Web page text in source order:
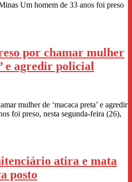
Um homem de 33 anos foi preso
por chamar mulher
e agredir policial
mulher de ‘macaca preta’ e agredir
foi preso, nesta segunda-feira (26),
atira e mata
posto